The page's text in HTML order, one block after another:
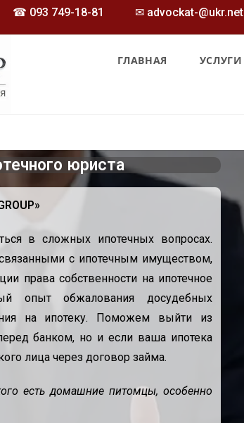
☎ 093 749-18-81 ✉ advockat-@ukr.net
ГЛАВНАЯ УСЛУГИ
юриста
в сложных ипотечных вопросах.
с ипотечным имуществом,
права собственности на ипотечное
опыт обжалования досудебных
на ипотеку. Поможем выйти из
банком, но и если ваша ипотека
лица через договор займа.
есть домашние питомцы, особенно